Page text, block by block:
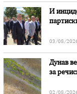
И
03/08/
Дунав
за
02/08/